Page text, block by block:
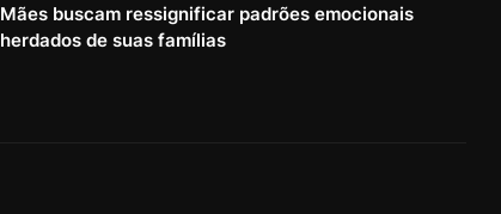
Mães buscam ressignificar padrões emocionais
herdados de suas famílias